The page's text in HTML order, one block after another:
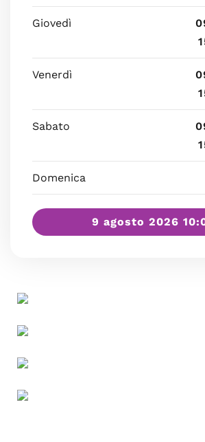
Giovedì
Venerdì
Sabato
Domenica
9 agosto 2026